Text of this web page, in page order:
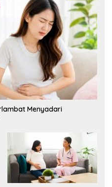
Menyadari